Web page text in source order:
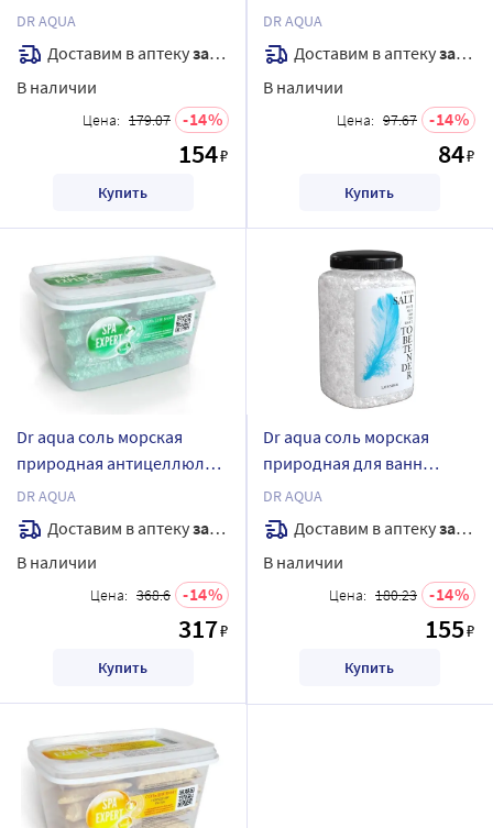
700 гр
DR AQUA
Доставим в аптекузавтра
В наличии
Цена: 179.07 14
154₽
Купить
DR AQUA
Доставим в аптекузавтра
В наличии
Цена: 97.67 14
84₽
Купить
Dr aqua соль морская
природная антицеллюлит
de-tox spa expert 1,8 кг
DR AQUA
Доставим в аптекузавтра
В наличии
Цена: 368.6 14
317₽
Купить
Dr aqua соль морская
природная для ванн
лаванда 700 гр
DR AQUA
Доставим в аптекузавтра
В наличии
Цена: 180.23 14
155₽
Купить